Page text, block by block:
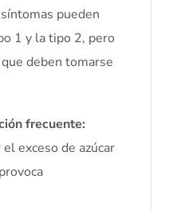
pueden
1 y la tipo 2, pero
deben tomarse
frecuente:
exceso de azúcar